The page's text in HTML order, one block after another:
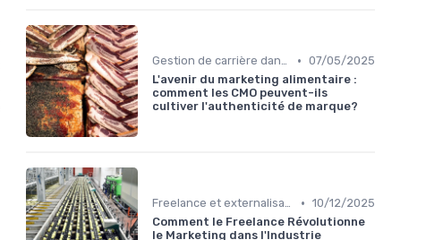
Gestion de carrière dans la food • 07/05/2025
L'avenir du marketing alimentaire :
comment les CMO peuvent-ils
cultiver l'authenticité de marque?
Freelance et externalisation dans la food • 10/12/2025
Comment le Freelance Révolutionne
le Marketing dans l'Industrie